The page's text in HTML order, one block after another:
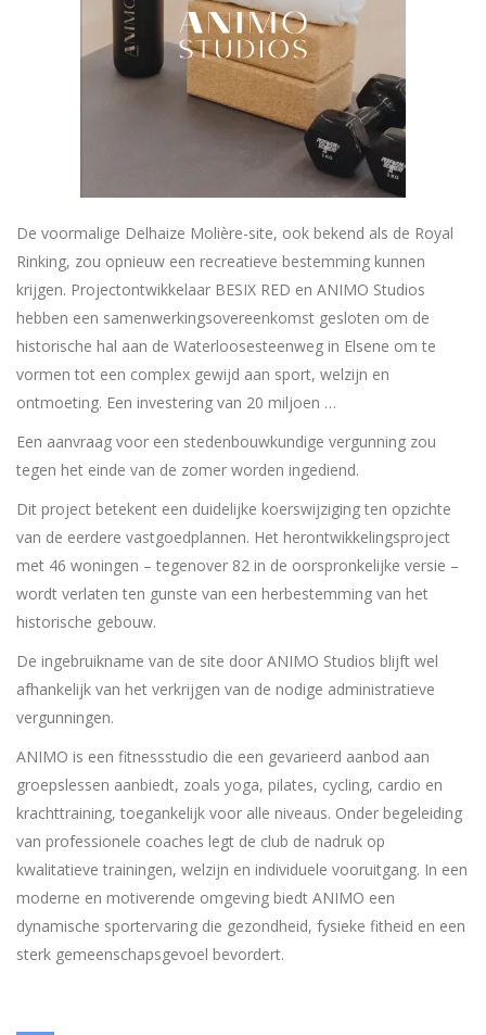
De voormalige Delhaize Molière-site, ook bekend als de Royal
Rinking, zou opnieuw een recreatieve bestemming kunnen
krijgen. Projectontwikkelaar BESIX RED en ANIMO Studios
hebben een samenwerkingsovereenkomst gesloten om de
historische hal aan de Waterloosesteenweg in Elsene om te
vormen tot een complex gewijd aan sport, welzijn en
ontmoeting. Een investering van 20 miljoen …
Een aanvraag voor een stedenbouwkundige vergunning zou
tegen het einde van de zomer worden ingediend.
Dit project betekent een duidelijke koerswijziging ten opzichte
van de eerdere vastgoedplannen. Het herontwikkelingsproject
met 46 woningen – tegenover 82 in de oorspronkelijke versie –
wordt verlaten ten gunste van een herbestemming van het
historische gebouw.
De ingebruikname van de site door ANIMO Studios blijft wel
afhankelijk van het verkrijgen van de nodige administratieve
vergunningen.
ANIMO is een fitnessstudio die een gevarieerd aanbod aan
groepslessen aanbiedt, zoals yoga, pilates, cycling, cardio en
krachttraining, toegankelijk voor alle niveaus. Onder begeleiding
van professionele coaches legt de club de nadruk op
kwalitatieve trainingen, welzijn en individuele vooruitgang. In een
moderne en motiverende omgeving biedt ANIMO een
dynamische sportervaring die gezondheid, fysieke fitheid en een
sterk gemeenschapsgevoel bevordert.